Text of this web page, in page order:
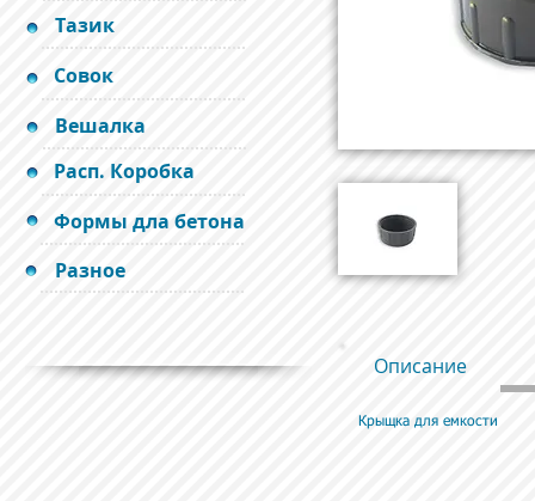
Тазик
Совок
Вешалка
Расп. Коробка
Формы дла бетона
Разное
Описание
Крыщка для емкости